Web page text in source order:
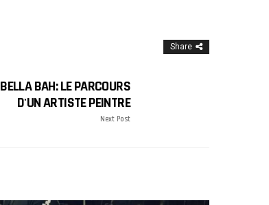
Share
BELLA BAH: LE PARCOURS
D'UN ARTISTE PEINTRE
Next Post